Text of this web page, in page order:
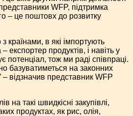
WFP, підтримка
– це поштовх до розвитку
країнами, в які імпортують
експортер продуктів, і навіть у
потенціал, тож ми раді співпраці.
базуватиметься на законних
– відзначив представник WFP
на такі швидкісні закупівлі,
продуктах, як рис, олія,